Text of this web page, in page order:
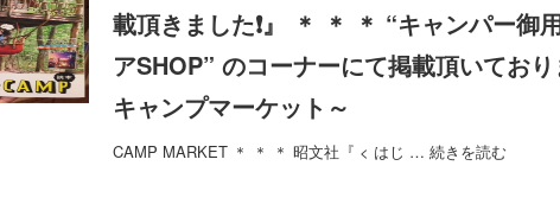
載頂きました❗️』 ＊ ＊ ＊ “キャンパー御
アSHOP” のコーナーにて掲載頂いてお
キャンプマーケット～
CAMP MARKET ＊ ＊ ＊ 昭文社『 < はじ … 続きを読む